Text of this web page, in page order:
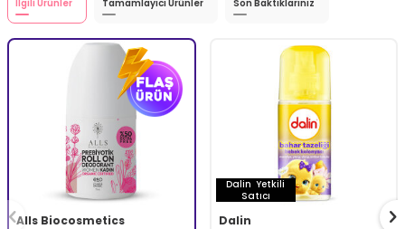
İlgili Ürünler Tamamlayıcı Ürünler Son Baktıklarınız
Alls Biocosmetics
Dalin Yetkili
Satıcı
Dalin